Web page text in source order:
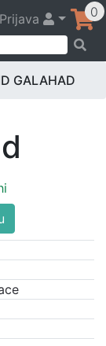
Prijava 0
GALAHAD